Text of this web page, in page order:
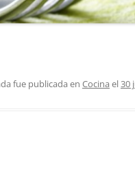
fue publicada en Cocina el30